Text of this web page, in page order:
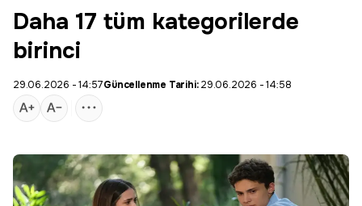
Daha 17 tüm kategorilerde
birinci
29.06.2026 - 14:57Güncellenme Tarihi:29.06.2026 - 14:58